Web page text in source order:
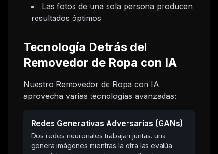
Las fotos de una sola persona producen
resultados óptimos
Tecnología Detrás del
Removedor de Ropa con IA
Nuestro Removedor de Ropa con IA
aprovecha varias tecnologías avanzadas:
Redes Generativas Adversarias (GANs)
Dos redes neuronales trabajan juntas: una
genera imágenes mientras la otra las evalúa